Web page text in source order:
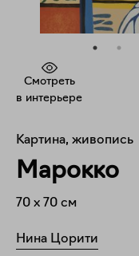
Смотреть
в интерьере
Картина, живопись
Марокко
70 x 70 см
Нина Цорити